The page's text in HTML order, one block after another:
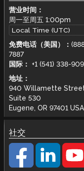
营业时间：
周一至周五 1:00pm
免费电话（美国）：
7887
国际：
+1 (541) 338-
地址：
940 Willamette
Suite 530
Eugene, OR 97401 USA
社交